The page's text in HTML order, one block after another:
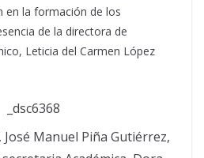
en la formación de los
de la directora de
Leticia del Carmen López
José Manuel Piña Gutiérrez,